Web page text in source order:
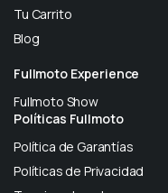
Tu Carrito
Blog
Fullmoto Experience
Fullmoto Show
Políticas Fullmoto
Política de Garantías
Políticas de Privacidad